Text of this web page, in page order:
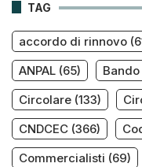
TAG
accordo di rinnovo
ANPAL (65) Bando
Circolare (133)
CNDCEC (366)
Commercialisti (69)